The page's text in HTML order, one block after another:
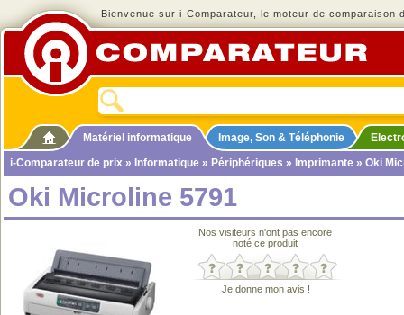
Bienvenue sur i-Comparateur, le moteur de comparaison
Matériel informatique Image, Son & Téléphonie
i-Comparateur de prix » Informatique » Périphériques » Imprimante » Oki
Oki Microline 5791
Nos visiteurs n'ont pas encore
noté ce produit
Je donne mon avis !